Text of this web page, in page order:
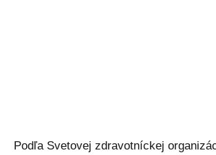
Podľa Svetovej zdravotníckej